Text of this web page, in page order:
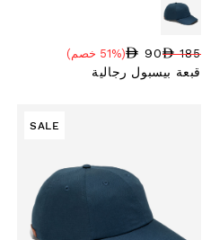
السعر العادي
185
90
نسبة الخصم
(51% خصم)
قبعة بيسبول رجالية
SALE